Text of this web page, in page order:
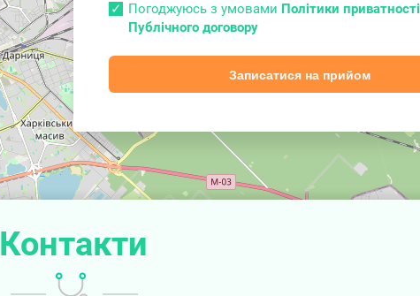
Погоджуюсь з умовами Політики приватності
Публічного договору
Записатися на прийом
Контакти